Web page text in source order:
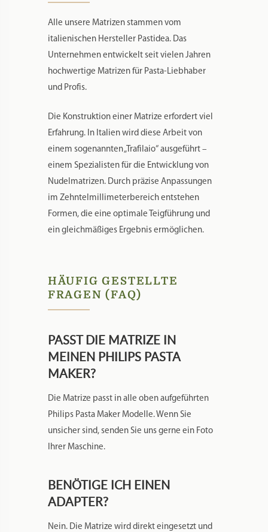
Alle unsere Matrizen stammen vom
italienischen Hersteller Pastidea. Das
Unternehmen entwickelt seit vielen Jahren
hochwertige Matrizen für Pasta-Liebhaber
und Profis.
Die Konstruktion einer Matrize erfordert viel
Erfahrung. In Italien wird diese Arbeit von
einem sogenannten „Trafilaio“ ausgeführt –
einem Spezialisten für die Entwicklung von
Nudelmatrizen. Durch präzise Anpassungen
im Zehntelmillimeterbereich entstehen
Formen, die eine optimale Teigführung und
ein gleichmäßiges Ergebnis ermöglichen.
HÄUFIG GESTELLTE
FRAGEN (FAQ)
PASST DIE MATRIZE IN
MEINEN PHILIPS PASTA
MAKER?
Die Matrize passt in alle oben aufgeführten
Philips Pasta Maker Modelle. Wenn Sie
unsicher sind, senden Sie uns gerne ein Foto
Ihrer Maschine.
BENÖTIGE ICH EINEN
ADAPTER?
Nein. Die Matrize wird direkt eingesetzt und